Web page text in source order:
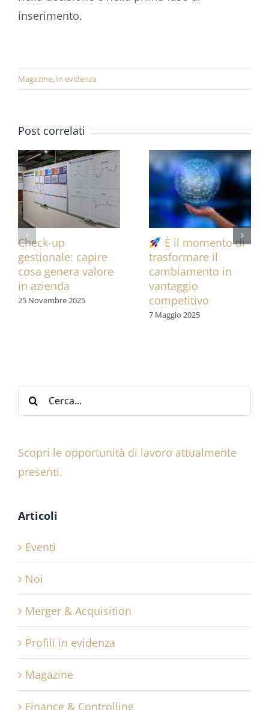
inserimento.
Magazine, In evidenza
Post correlati
Check-up
gestionale: capire
cosa genera valore
in azienda
25 Novembre 2025
È il momento di
trasformare il
cambiamento in
vantaggio
competitivo
7 Maggio 2025
Cerca
per:
Scopri le opportunità di lavoro attualmente
presenti.
Articoli
Eventi
Noi
Merger & Acquisition
Profili in evidenza
Magazine
Finance & Controlling